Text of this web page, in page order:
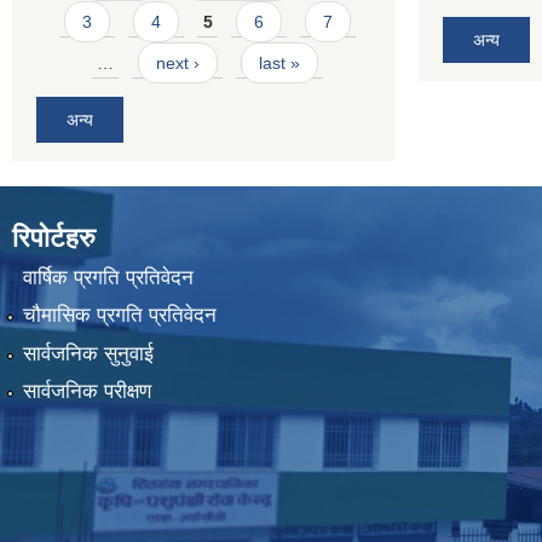
3 4 5 6 7
next › last »
अन्य
अन्य
रिपोर्टहरु
वार्षिक प्रगति प्रतिवेदन
चौमासिक प्रगति प्रतिवेदन
सार्वजनिक सुनुवाई
सार्वजनिक परीक्षण